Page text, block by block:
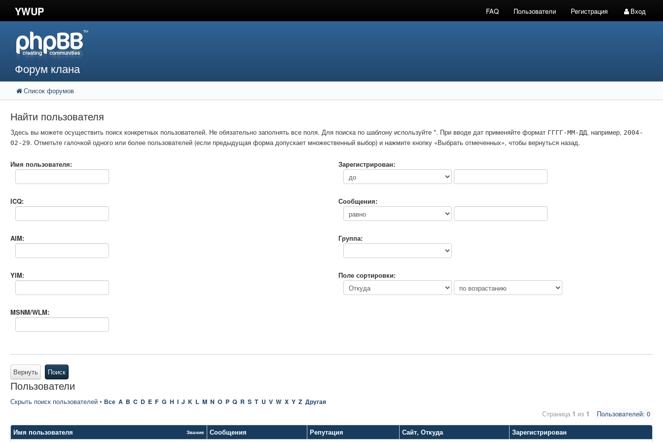
YWUP FAQ Пользователи Регистрация Вход
Форум клана
Список форумов
Найти пользователя
Здесь вы можете осуществить поиск конкретных пользователей. Не обязательно заполнять все поля. Для поиска по шаблону используйте *. При вводе дат применяйте формат ГГГГ-ММ-ДД, например, 2004-
02-29. Отметьте галочкой одного или более пользователей (если предыдущая форма допускает множественный выбор) и нажмите кнопку «Выбрать отмеченных», чтобы вернуться назад.
Имя пользователя:
ICQ:
AIM:
YIM:
MSNM/WLM:
Зарегистрирован:
Сообщения:
Группа:
Поле сортировки:
Вернуть Поиск
Пользователи
Скрыть поиск пользователей • Все A B C D E F G H I J K L M N O P Q R S T U V W X Y Z Другая
Пользователей: 0
Страница 1 из 1
Имя пользователя
Звание Сообщения Репутация Сайт, Откуда
Зарегистрирован